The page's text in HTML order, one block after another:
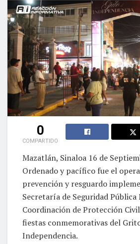
0
COMPARTIDO
Mazatlán, Sinaloa 16 de
Ordenado y pacífico fue el
prevención y resguardo
Secretaría de Seguridad
Coordinación de Protección
fiestas conmemorativas del
Independencia.